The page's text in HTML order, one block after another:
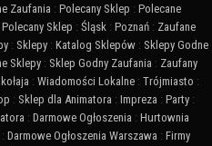
Zaufania : Polecany Sklep : Polecane
Polecany Sklep : Śląsk : Poznań : Zaufane
: Sklepy : Katalog Sklepów : Sklepy Godne
Sklepy : Sklep Godny Zaufania : Zaufany
: Wiadomości Lokalne : Trójmiasto :
: Sklep dla Animatora : Impreza : Party :
: Darmowe Ogłoszenia : Hurtownia
: Darmowe Ogłoszenia Warszawa : Firmy